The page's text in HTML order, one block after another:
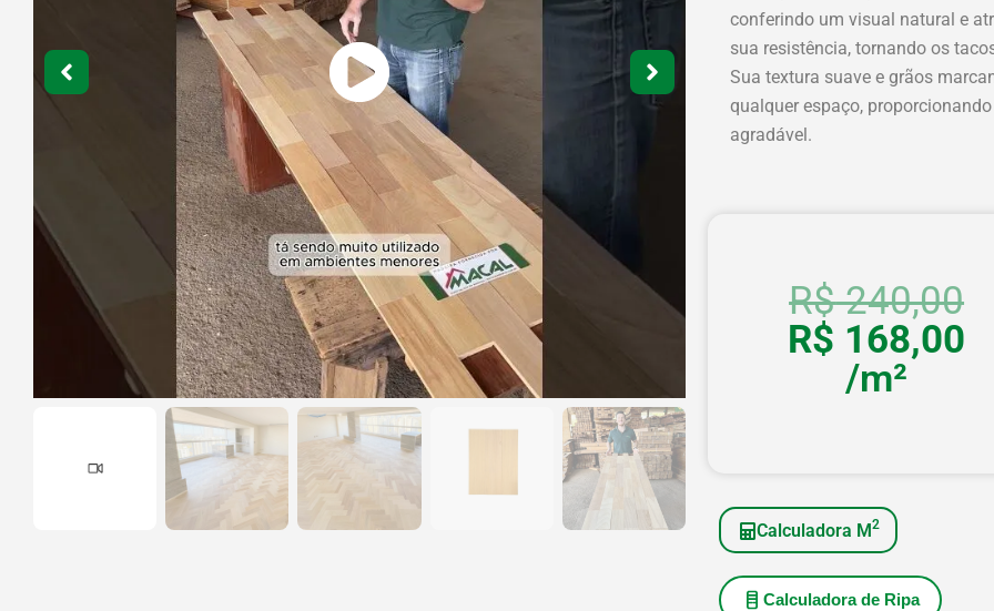
conferindo um visual natural e
sua resistência, tornando os
Sua textura suave e grãos
qualquer espaço,
agradável.
R$240,00O
R$ 168,00
/m²
Calculadora M2
Calculadora de Ripa